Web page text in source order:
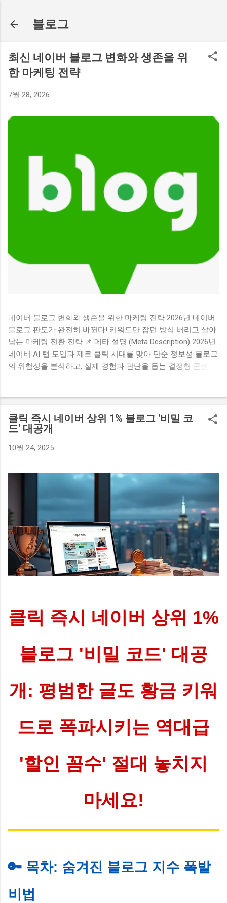
블로그
최신 네이버 블로그 변화와 생존을 위
한 마케팅 전략
7월 28, 2026
네이버 블로그 변화와 생존을 위한 마케팅 전략 2026년 네이버
블로그 판도가 완전히 바뀐다! 키워드만 잡던 방식 버리고 살아
남는 마케팅 전환 전략 📌 메타 설명 (Meta Description) 2026년
네이버 AI 탭 도입과 제로 클릭 시대를 맞아 단순 정보성 블로그
의 위험성을 분석하고, 실제 경험과 판단을 돕는 결정형 콘텐츠
형 3. 끝까지 선택받는 블로그의 핵심 비밀 3가지 4. 단순한 수익
형 채널을 넘어 설득과 전환의 도구로 5. 전문성과 신뢰를 쌓는
제로 클릭의 습격 혹시 요즘 정성껏 작성한 포스팅의 방문자 수
아 글을 올렸는데도 반응이 예전 같지 않다면, 그건 결코 여러분
의 정성이 부족해서가 아닙니다. 현재 인터넷에서 사람들이 정
보를 소비하는 커다란 흐름 자체가 완전히 이동하고 있기 때문
이에요. 이제 사용자들은 긴 글을 읽기보다 짧은 영상인 쇼츠,
릴스, 클립을 먼저 찾거나 검색 창에서 바로 답을 얻어냅니다.
네이버에 새롭게 도입된 AI 탭이나 요약 기능은 사용자가 굳이
개별 블로그를 클릭하지 않아도 필요한 기초 정보를 검색 결과
창 내에서 즉시 확인하게 만들어 주고 있죠. 이러한 현상을 바로
제로 클릭(Zero-Click) 이라고 부릅니다. 예전처럼 상단에 내 글
이유 를 제시하지 못하면 살아남기 힘든 구조가...
클릭 즉시 네이버 상위 1% 블로그 '비밀 코
드' 대공개
10월 24, 2025
클릭 즉시 네이버 상위 1%
블로그 '비밀 코드' 대공
개: 평범한 글도 황금 키워
드로 폭파시키는 역대급
'할인 꼼수' 절대 놓치지
마세요!
🔑 목차: 숨겨진 블로그 지수 폭발
비법